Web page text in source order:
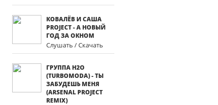
КОВАЛЁВ И САША
PROJECT - А НОВЫЙ
ГОД ЗА ОКНОМ
Слушать / Скачать
ГРУППА H2O
(TURBOMODA) - ТЫ
ЗАБУДЕШЬ МЕНЯ
(ARSENAL PROJECT
REMIX)